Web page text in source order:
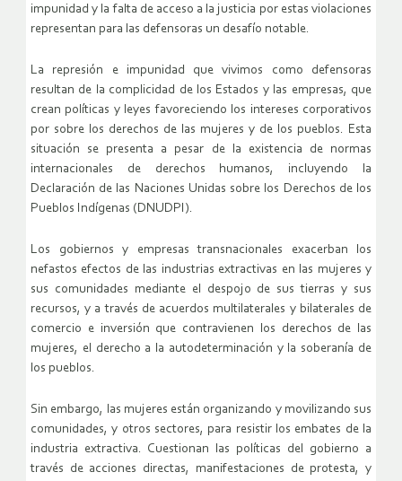
impunidad y la falta de acceso a la justicia por estas violaciones
representan para las defensoras un desafío notable.
La represión e impunidad que vivimos como defensoras
resultan de la complicidad de los Estados y las empresas, que
crean políticas y leyes favoreciendo los intereses corporativos
por sobre los derechos de las mujeres y de los pueblos. Esta
situación se presenta a pesar de la existencia de normas
internacionales de derechos humanos, incluyendo la
Declaración de las Naciones Unidas sobre los Derechos de los
Pueblos Indígenas (DNUDPI).
Los gobiernos y empresas transnacionales exacerban los
nefastos efectos de las industrias extractivas en las mujeres y
sus comunidades mediante el despojo de sus tierras y sus
recursos, y a través de acuerdos multilaterales y bilaterales de
comercio e inversión que contravienen los derechos de las
mujeres, el derecho a la autodeterminación y la soberanía de
los pueblos.
Sin embargo, las mujeres están organizando y movilizando sus
comunidades, y otros sectores, para resistir los embates de la
industria extractiva. Cuestionan las políticas del gobierno a
través de acciones directas, manifestaciones de protesta, y